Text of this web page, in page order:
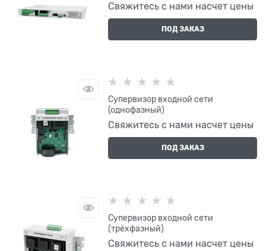
Свяжитесь с нами насчет цены
ПОД ЗАКАЗ
Супервизор входной сети
(однофазный)
Свяжитесь с нами насчет цены
ПОД ЗАКАЗ
Супервизор входной сети
(трёхфазный)
Свяжитесь с нами насчет цены